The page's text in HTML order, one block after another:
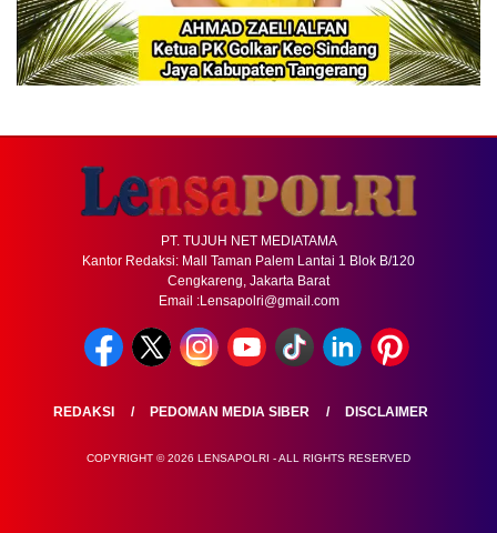
PT. TUJUH NET MEDIATAMA
Kantor Redaksi: Mall Taman Palem Lantai 1 Blok B/120
Cengkareng, Jakarta Barat
Email :Lensapolri@gmail.com
REDAKSI PEDOMAN MEDIA SIBER DISCLAIMER
COPYRIGHT © 2026 LENSAPOLRI - ALL RIGHTS RESERVED